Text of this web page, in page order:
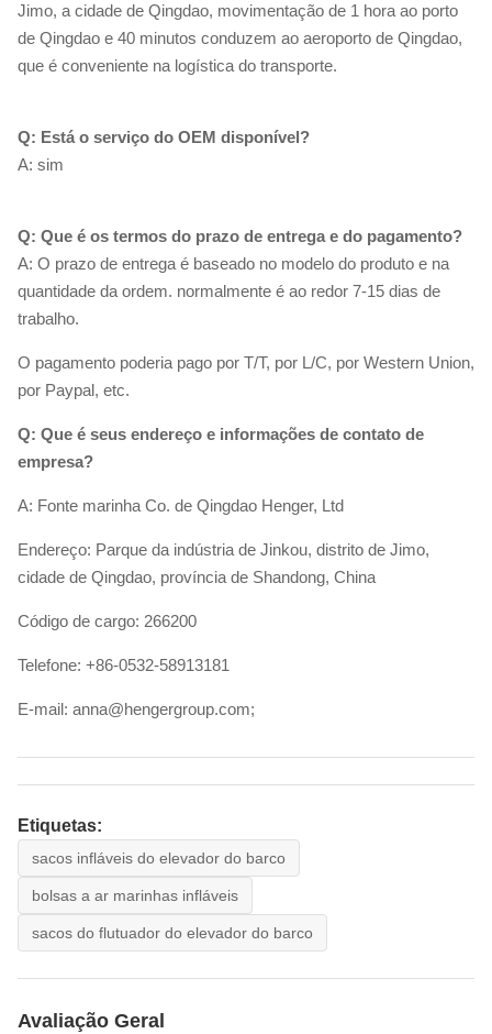
Jimo, a cidade de Qingdao, movimentação de 1 hora ao porto
de Qingdao e 40 minutos conduzem ao aeroporto de Qingdao,
que é conveniente na logística do transporte.
Q: Está o serviço do OEM disponível?
A: sim
Q: Que é os termos do prazo de entrega e do pagamento?
A: O prazo de entrega é baseado no modelo do produto e na
quantidade da ordem. normalmente é ao redor 7-15 dias de
trabalho.
O pagamento poderia pago por T/T, por L/C, por Western Union,
por Paypal, etc.
Q: Que é seus endereço e informações de contato de
empresa?
A: Fonte marinha Co. de Qingdao Henger, Ltd
Endereço: Parque da indústria de Jinkou, distrito de Jimo,
cidade de Qingdao, província de Shandong, China
Código de cargo: 266200
Telefone: +86-0532-58913181
E-mail: anna@hengergroup.com;
Etiquetas:
sacos infláveis do elevador do barco
bolsas a ar marinhas infláveis
sacos do flutuador do elevador do barco
Avaliação Geral